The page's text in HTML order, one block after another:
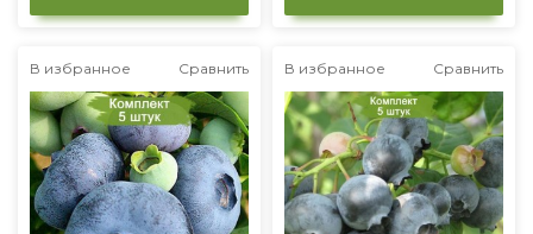
В избранное Сравнить В избранное Сравнить